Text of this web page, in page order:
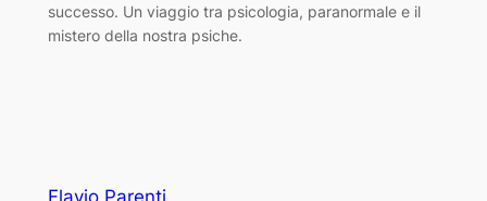
successo. Un viaggio tra psicologia, paranormale e il
mistero della nostra psiche.